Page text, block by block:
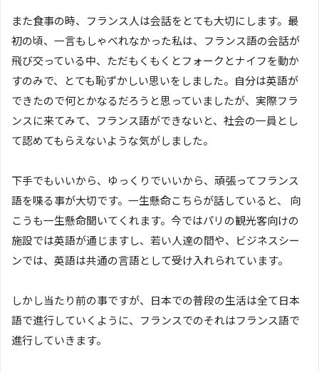
また食事の時、フランス人は会話をとても大切にします。最
初の頃、一言もしゃべれなかった私は、フランス語の会話が
飛び交っている中、ただもくもくとフォークとナイフを動か
すのみで、とても恥ずかしい思いをしました。自分は英語が
できたので何とかなるだろうと思っていましたが、実際フラ
ンスに来てみて、フランス語ができないと、社会の一員とし
て認めてもらえないような気がしました。
下手でもいいから、ゆっくりでいいから、頑張ってフランス
語を喋る事が大切です。一生懸命こちらが話していると、 向
こうも一生懸命聞いてくれます。今ではパリの観光客向けの
施設では英語が通じますし、若い人達の間や、ビジネスシー
ンでは、英語は共通の言語として受け入れられています。
しかし当たり前の事ですが、日本での普段の生活は全て日本
語で進行していくように、フランスでのそれはフランス語で
進行していきます。